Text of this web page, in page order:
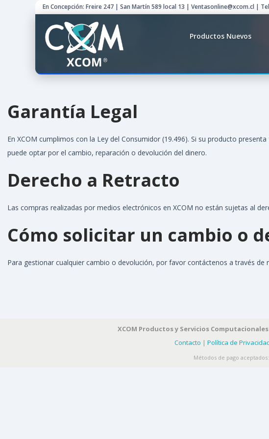
En Concepción: Freire 247 | San Martín 589 local 13 | Ventasonline@xcom.cl |
Productos Nuevos
Garantía Legal
En XCOM cumplimos con la Ley del Consumidor (19.496). Si su producto
puede optar por el cambio, reparación o devolución del dinero.
Derecho a Retracto
Las compras realizadas por medios electrónicos en XCOM no están sujetas al
Cómo solicitar un cambio o
Para gestionar cualquier cambio o devolución, por favor contáctenos a través
XCOM Productos y Servicios Computacionales
Contacto | Política de
Métodos de pago